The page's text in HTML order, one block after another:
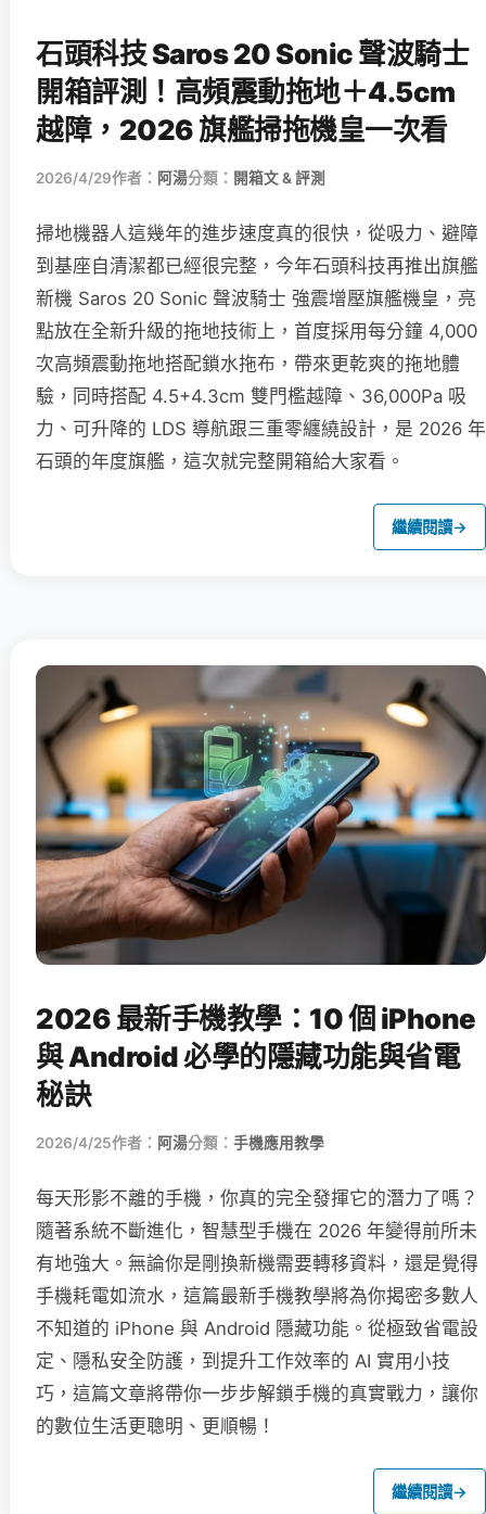
石頭科技 Saros 20 Sonic 聲波騎士
開箱評測！高頻震動拖地＋4.5cm
越障，2026 旗艦掃拖機皇一次看
2026/4/29作者： 阿湯分類： 開箱文 & 評測
掃地機器人這幾年的進步速度真的很快，從吸力、避障
到基座自清潔都已經很完整，今年石頭科技再推出旗艦
新機 Saros 20 Sonic 聲波騎士 強震增壓旗艦機皇，亮
點放在全新升級的拖地技術上，首度採用每分鐘 4,000
次高頻震動拖地搭配鎖水拖布，帶來更乾爽的拖地體
驗，同時搭配 4.5+4.3cm 雙門檻越障、36,000Pa 吸
力、可升降的 LDS 導航跟三重零纏繞設計，是 2026 年
石頭的年度旗艦，這次就完整開箱給大家看。
繼續閱讀→
2026 最新手機教學：10 個 iPhone
與 Android 必學的隱藏功能與省電
秘訣
2026/4/25作者： 阿湯分類： 手機應用教學
每天形影不離的手機，你真的完全發揮它的潛力了嗎？
隨著系統不斷進化，智慧型手機在 2026 年變得前所未
有地強大。無論你是剛換新機需要轉移資料，還是覺得
手機耗電如流水，這篇最新手機教學將為你揭密多數人
不知道的 iPhone 與 Android 隱藏功能。從極致省電設
定、隱私安全防護，到提升工作效率的 AI 實用小技
巧，這篇文章將帶你一步步解鎖手機的真實戰力，讓你
的數位生活更聰明、更順暢！
繼續閱讀→